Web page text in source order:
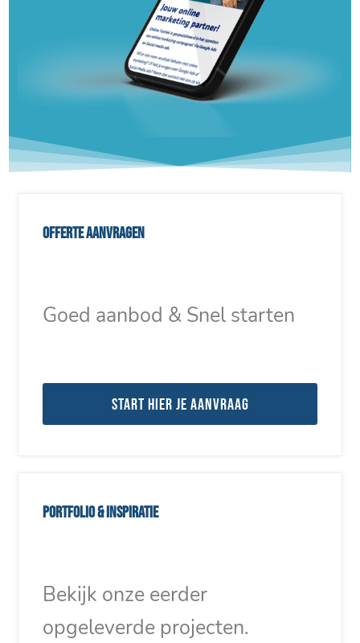
Offerte aanvragen
Goed aanbod & Snel starten
Start hier je aanvraag
Portfolio & inspiratie
Bekijk onze eerder
opgeleverde projecten.